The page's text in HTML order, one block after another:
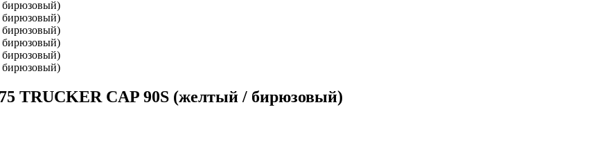
TRUCKER CAP 90S (желтый / бирюзовый)